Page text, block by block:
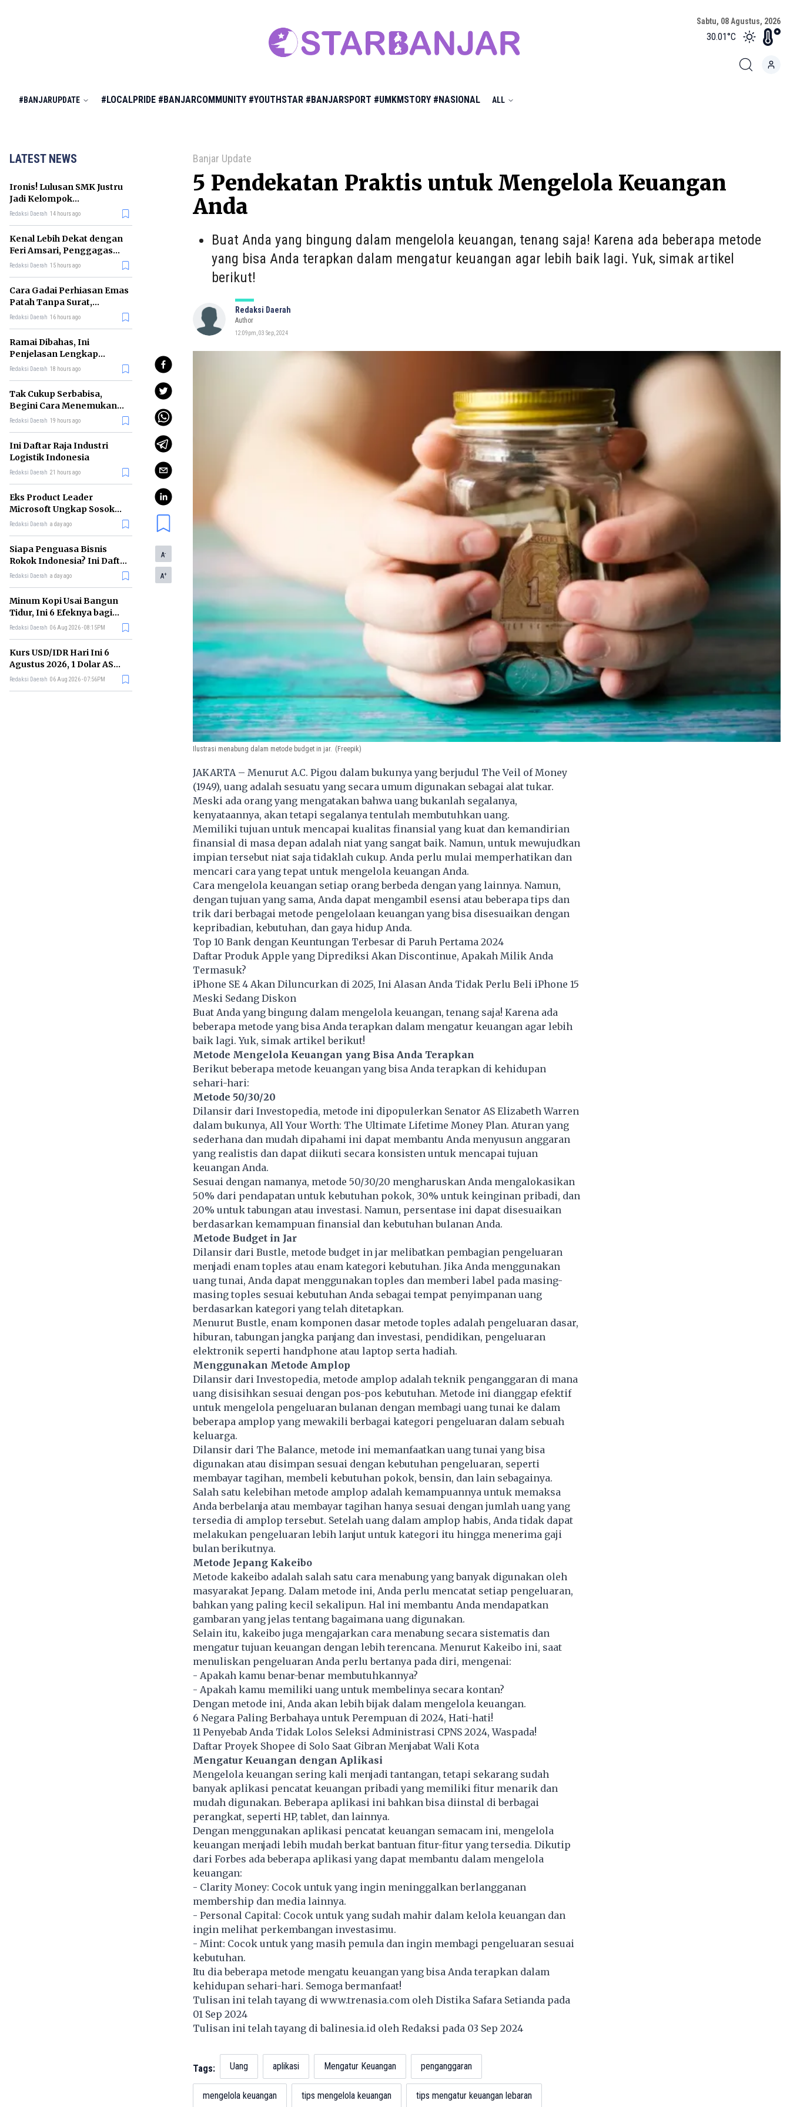
Sabtu, 08 Agustus, 2026
30.01°C
#BANJARUPDATE #LOCALPRIDE #BANJARCOMMUNITY #YOUTHSTAR #BANJARSPORT #UMKMSTORY #NASIONAL ALL
LATEST NEWS
Ironis! Lulusan SMK Justru
Jadi Kelompok
Pengangguran Terbanyak
Redaksi Daerah 14 hours ago
Kenal Lebih Dekat dengan
Feri Amsari, Penggagas
Kabinet Bayangan
Redaksi Daerah 15 hours ago
Cara Gadai Perhiasan Emas
Patah Tanpa Surat,
Ternyata Tetap Bisa!
Redaksi Daerah 16 hours ago
Ramai Dibahas, Ini
Penjelasan Lengkap
tentang Konsep Kabinet
Redaksi Daerah 18 hours ago
Tak Cukup Serbabisa,
Begini Cara Menemukan
'Spike' agar CV Dilirik HR
Redaksi Daerah 19 hours ago
Ini Daftar Raja Industri
Logistik Indonesia
Redaksi Daerah 21 hours ago
Eks Product Leader
Microsoft Ungkap Sosok
yang Paling Cocok
Redaksi Daerah a day ago
Siapa Penguasa Bisnis
Rokok Indonesia? Ini Daftar
Perusahaan Terbesarnya
Redaksi Daerah a day ago
Minum Kopi Usai Bangun
Tidur, Ini 6 Efeknya bagi
Kesehatan Tubuh
Redaksi Daerah 06 Aug 2026 - 08:15PM
Kurs USD/IDR Hari Ini 6
Agustus 2026, 1 Dolar AS
Kini Berapa Rupiah?
Redaksi Daerah 06 Aug 2026 - 07:56PM
Banjar Update
5 Pendekatan Praktis untuk Mengelola Keuangan
Anda
Buat Anda yang bingung dalam mengelola keuangan, tenang saja! Karena ada beberapa metode
yang bisa Anda terapkan dalam mengatur keuangan agar lebih baik lagi. Yuk, simak artikel
berikut!
Redaksi Daerah
Author
12:09pm, 03 Sep, 2024
A-
A+
Ilustrasi menabung dalam metode budget in jar. (Freepik)
JAKARTA – Menurut A.C. Pigou dalam bukunya yang berjudul The Veil of Money
(1949), uang adalah sesuatu yang secara umum digunakan sebagai alat tukar.
Meski ada orang yang mengatakan bahwa uang bukanlah segalanya,
kenyataannya, akan tetapi segalanya tentulah membutuhkan uang.
Memiliki tujuan untuk mencapai kualitas finansial yang kuat dan kemandirian
finansial di masa depan adalah niat yang sangat baik. Namun, untuk mewujudkan
impian tersebut niat saja tidaklah cukup. Anda perlu mulai memperhatikan dan
mencari cara yang tepat untuk mengelola keuangan Anda.
Cara mengelola keuangan setiap orang berbeda dengan yang lainnya. Namun,
dengan tujuan yang sama, Anda dapat mengambil esensi atau beberapa tips dan
trik dari berbagai metode pengelolaan keuangan yang bisa disesuaikan dengan
kepribadian, kebutuhan, dan gaya hidup Anda.
Top 10 Bank dengan Keuntungan Terbesar di Paruh Pertama 2024
Daftar Produk Apple yang Diprediksi Akan Discontinue, Apakah Milik Anda
Termasuk?
iPhone SE 4 Akan Diluncurkan di 2025, Ini Alasan Anda Tidak Perlu Beli iPhone 15
Meski Sedang Diskon
Buat Anda yang bingung dalam mengelola keuangan, tenang saja! Karena ada
beberapa metode yang bisa Anda terapkan dalam mengatur keuangan agar lebih
baik lagi. Yuk, simak artikel berikut!
Metode Mengelola Keuangan yang Bisa Anda Terapkan
Berikut beberapa metode keuangan yang bisa Anda terapkan di kehidupan
sehari-hari:
Metode 50/30/20
Dilansir dari Investopedia, metode ini dipopulerkan Senator AS Elizabeth Warren
dalam bukunya, All Your Worth: The Ultimate Lifetime Money Plan. Aturan yang
sederhana dan mudah dipahami ini dapat membantu Anda menyusun anggaran
yang realistis dan dapat diikuti secara konsisten untuk mencapai tujuan
keuangan Anda.
Sesuai dengan namanya, metode 50/30/20 mengharuskan Anda mengalokasikan
50% dari pendapatan untuk kebutuhan pokok, 30% untuk keinginan pribadi, dan
20% untuk tabungan atau investasi. Namun, persentase ini dapat disesuaikan
berdasarkan kemampuan finansial dan kebutuhan bulanan Anda.
Metode Budget in Jar
Dilansir dari Bustle, metode budget in jar melibatkan pembagian pengeluaran
menjadi enam toples atau enam kategori kebutuhan. Jika Anda menggunakan
uang tunai, Anda dapat menggunakan toples dan memberi label pada masing-
masing toples sesuai kebutuhan Anda sebagai tempat penyimpanan uang
berdasarkan kategori yang telah ditetapkan.
Menurut Bustle, enam komponen dasar metode toples adalah pengeluaran dasar,
hiburan, tabungan jangka panjang dan investasi, pendidikan, pengeluaran
elektronik seperti handphone atau laptop serta hadiah.
Menggunakan Metode Amplop
Dilansir dari Investopedia, metode amplop adalah teknik penganggaran di mana
uang disisihkan sesuai dengan pos-pos kebutuhan. Metode ini dianggap efektif
untuk mengelola pengeluaran bulanan dengan membagi uang tunai ke dalam
beberapa amplop yang mewakili berbagai kategori pengeluaran dalam sebuah
keluarga.
Dilansir dari The Balance, metode ini memanfaatkan uang tunai yang bisa
digunakan atau disimpan sesuai dengan kebutuhan pengeluaran, seperti
membayar tagihan, membeli kebutuhan pokok, bensin, dan lain sebagainya.
Salah satu kelebihan metode amplop adalah kemampuannya untuk memaksa
Anda berbelanja atau membayar tagihan hanya sesuai dengan jumlah uang yang
tersedia di amplop tersebut. Setelah uang dalam amplop habis, Anda tidak dapat
melakukan pengeluaran lebih lanjut untuk kategori itu hingga menerima gaji
bulan berikutnya.
Metode Jepang Kakeibo
Metode kakeibo adalah salah satu cara menabung yang banyak digunakan oleh
masyarakat Jepang. Dalam metode ini, Anda perlu mencatat setiap pengeluaran,
bahkan yang paling kecil sekalipun. Hal ini membantu Anda mendapatkan
gambaran yang jelas tentang bagaimana uang digunakan.
Selain itu, kakeibo juga mengajarkan cara menabung secara sistematis dan
mengatur tujuan keuangan dengan lebih terencana. Menurut Kakeibo ini, saat
menuliskan pengeluaran Anda perlu bertanya pada diri, mengenai:
- Apakah kamu benar-benar membutuhkannya?
- Apakah kamu memiliki uang untuk membelinya secara kontan?
Dengan metode ini, Anda akan lebih bijak dalam mengelola keuangan.
6 Negara Paling Berbahaya untuk Perempuan di 2024, Hati-hati!
11 Penyebab Anda Tidak Lolos Seleksi Administrasi CPNS 2024, Waspada!
Daftar Proyek Shopee di Solo Saat Gibran Menjabat Wali Kota
Mengatur Keuangan dengan Aplikasi
Mengelola keuangan sering kali menjadi tantangan, tetapi sekarang sudah
banyak aplikasi pencatat keuangan pribadi yang memiliki fitur menarik dan
mudah digunakan. Beberapa aplikasi ini bahkan bisa diinstal di berbagai
perangkat, seperti HP, tablet, dan lainnya.
Dengan menggunakan aplikasi pencatat keuangan semacam ini, mengelola
keuangan menjadi lebih mudah berkat bantuan fitur-fitur yang tersedia. Dikutip
dari Forbes ada beberapa aplikasi yang dapat membantu dalam mengelola
keuangan:
- Clarity Money: Cocok untuk yang ingin meninggalkan berlangganan
membership dan media lainnya.
- Personal Capital: Cocok untuk yang sudah mahir dalam kelola keuangan dan
ingin melihat perkembangan investasimu.
- Mint: Cocok untuk yang masih pemula dan ingin membagi pengeluaran sesuai
kebutuhan.
Itu dia beberapa metode mengatu keuangan yang bisa Anda terapkan dalam
kehidupan sehari-hari. Semoga bermanfaat!
Tulisan ini telah tayang di www.trenasia.com oleh Distika Safara Setianda pada
01 Sep 2024
Tulisan ini telah tayang dibalinesia.id oleh Redaksi pada 03 Sep 2024
Tags: Uang aplikasi Mengatur Keuangan penganggaran
mengelola keuangan tips mengelola keuangan tips mengatur keuangan lebaran